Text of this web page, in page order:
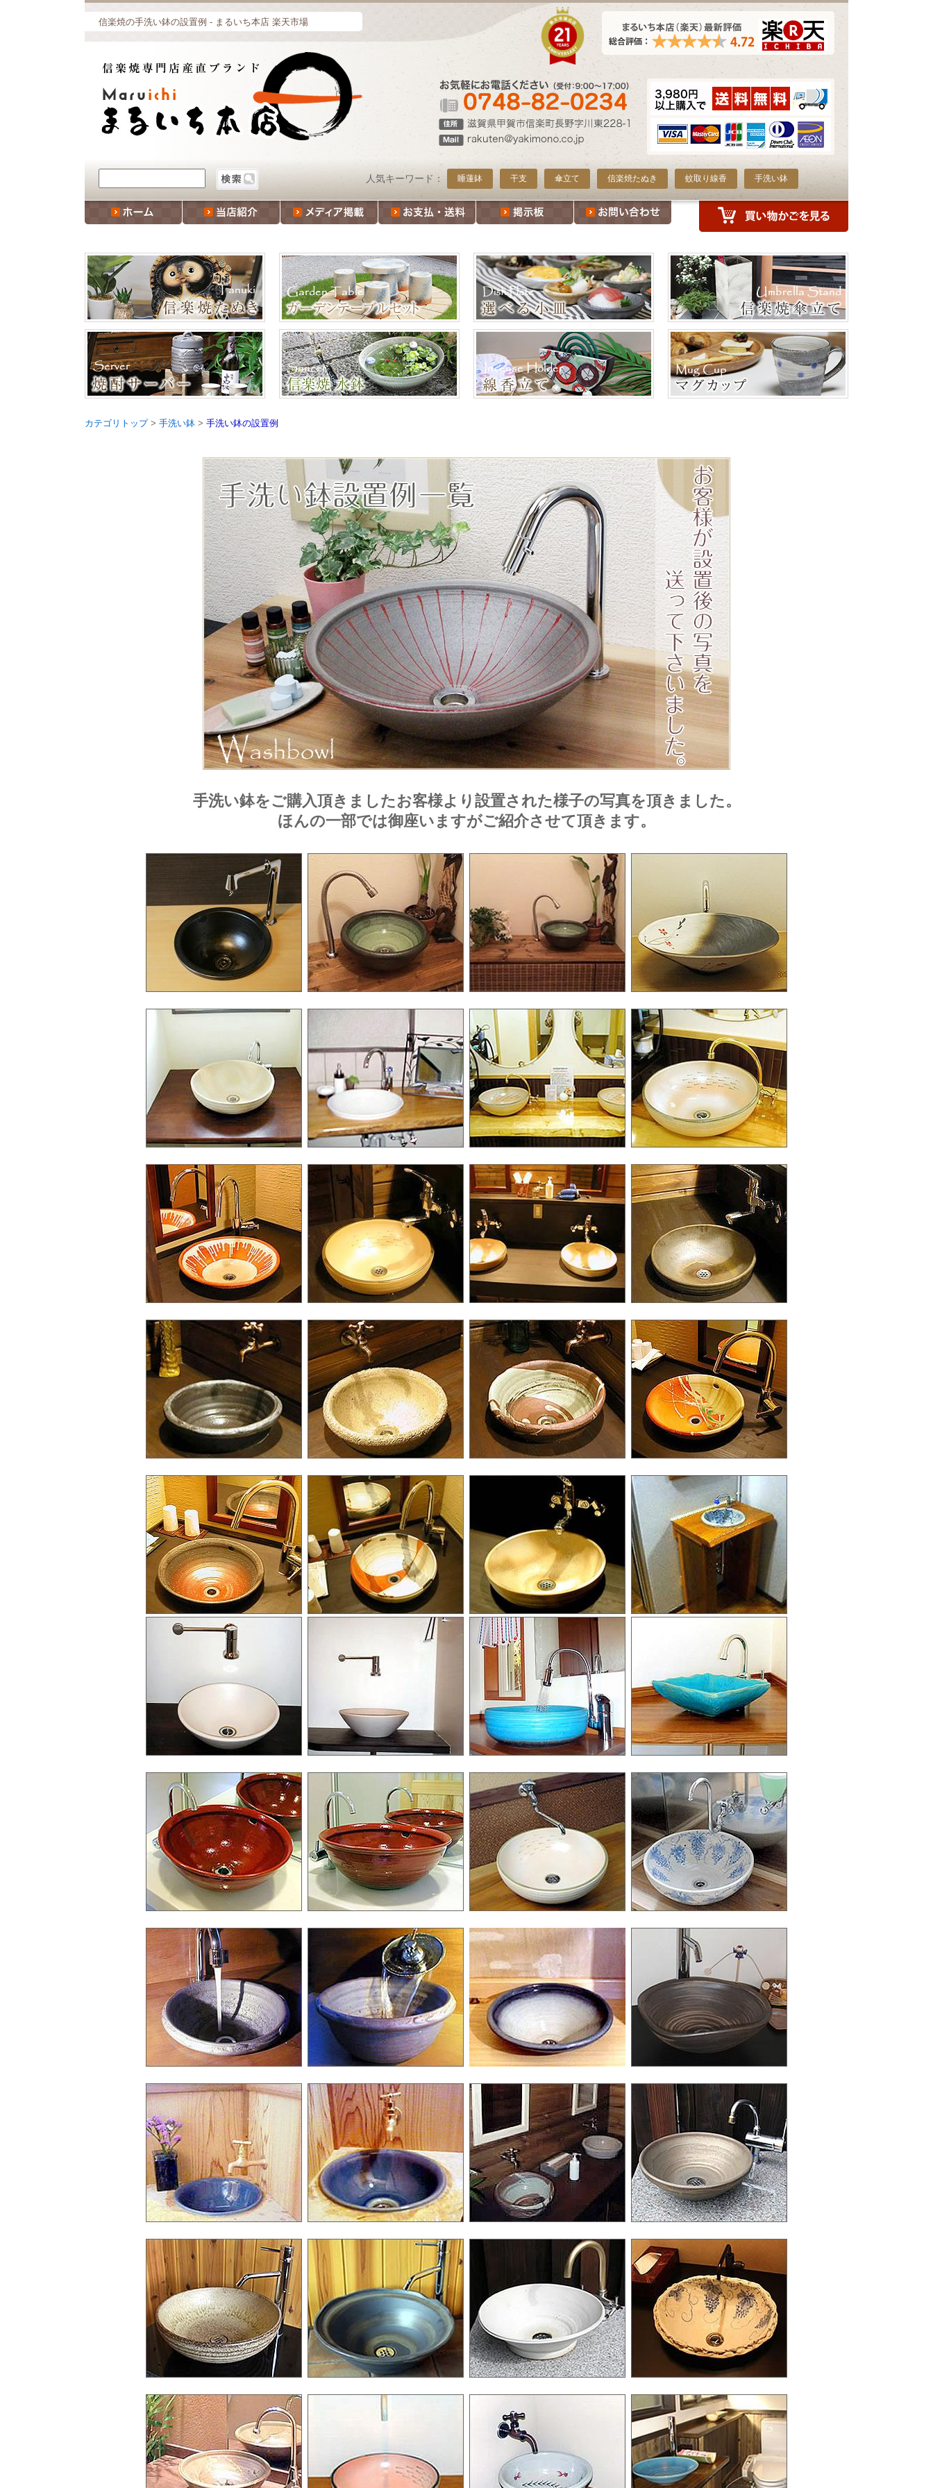
信楽焼の手洗い鉢の設置例 - まるいち本店 楽天市場
人気キーワード： 睡蓮鉢 干支 傘立て 信楽焼たぬき 蚊取り線香 手洗い鉢
カテゴリトップ > 手洗い鉢 > 手洗い鉢の設置例
手洗い鉢をご購入頂きましたお客様より設置された様子の写真を頂きました。
ほんの一部では御座いますがご紹介させて頂きます。